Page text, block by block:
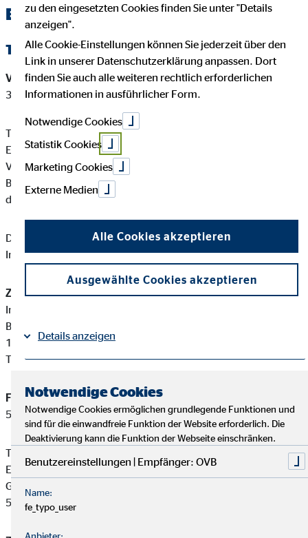
Brandenburg
Tätigkeitsart
Versicherungsvermittler-Registernummer:D-CG87-FORKY-
38
Thomas John ist ein Versicherungsvertreter mit
Erlaubnispflicht nach § 34 d Abs. 1 GewO, eingetragen in das
Vermittlerregister gemäß § 34d Abs. 10 GewO,
Bundesrepublik Deutschland Berufsrechtliche Regelung: § 34
d GewO, §§ 59 - 68 VVG, VersVermV
Diese berufsrechtlichen Regelungen können Sie auf folgender
Internetseite einsehen:www.gesetze-im-internet.de
Zuständige Erlaubnisbehörde:
Industrie- und Handelskammer Potsdam
Breite Straße 2 a-c
14467 Potsdam
Tel: +49 331 2786-0
Finanzanlagenvermittler-Registernummer:
55
Thomas John ist ein Finanzanlagenvermittler mit
Erlaubnispflicht nach § 34 f Abs. 1 Satz 1 Nummer 1 und 2
GewO, eingetragen in das Vermittlerregister gemäß § 34 f Abs.
5 GewO.
zu den eingesetzten Cookies finden Sie unter "Details
anzeigen".
Alle Cookie-Einstellungen können Sie jederzeit über den
Link in unserer Datenschutzerklärung anpassen. Dort
finden Sie auch alle weiteren rechtlich erforderlichen
Informationen in ausführlicher Form.
Notwendige Cookies
Statistik Cookies
Marketing Cookies
Externe Medien
Alle Cookies akzeptieren
Ausgewählte Cookies akzeptieren
Details anzeigen
Notwendige Cookies
Notwendige Cookies ermöglichen grundlegende Funktionen und
sind für die einwandfreie Funktion der Website erforderlich. Die
Deaktivierung kann die Funktion der Webseite einschränken.
Benutzereinstellungen | Empfänger: OVB
Name:
fe_typo_user
Anbieter: